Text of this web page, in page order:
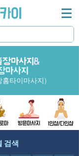
종,,공주,아산 출장 홈타
정보제공마사지 &
마사지
타이마사지)
검색